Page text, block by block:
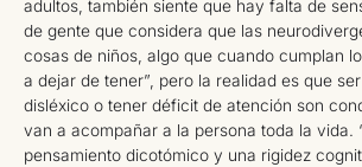
adultos, también siente que hay falta de
de gente que considera que las
cosas de niños, algo que cuando cumplan
a dejar de tener”, pero la realidad es que
disléxico o tener déficit de atención son
van a acompañar a la persona toda la vida.
pensamiento dicotómico y una rigidez